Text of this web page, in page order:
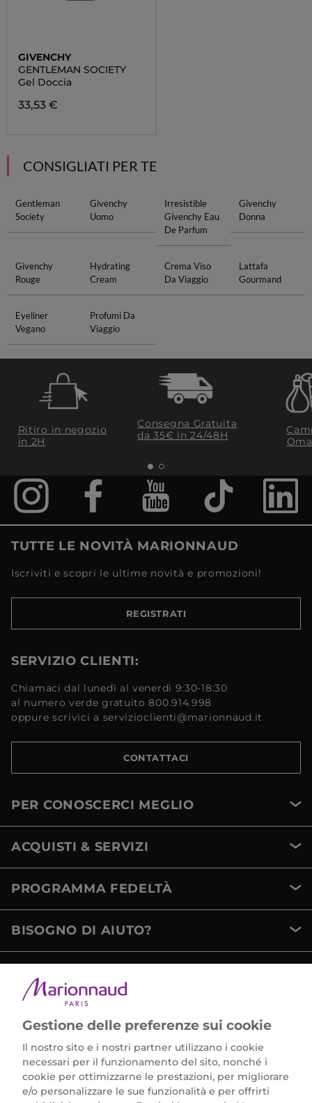
GIVENCHY
GENTLEMAN SOCIETY
Gel Doccia
33,53 €
CONSIGLIATI PER TE
Gentleman
Society
Givenchy
Uomo
Irresistible
Givenchy Eau
De Parfum
Givenchy
Donna
Givenchy
Rouge
Hydrating
Cream
Crema Viso
Da Viaggio
Lattafa
Gourmand
Eyeliner
Vegano
Profumi Da
Viaggio
Ritiro in negozio
in 2H
Consegna Gratuita
da 35€​ in 24/48H
TUTTE LE NOVITÀ MARIONNAUD
Iscriviti e scopri le ultime novità e promozioni!
REGISTRATI
SERVIZIO CLIENTI:
Chiamaci dal lunedì al venerdì 9:30-18:30
al numero verde gratuito 800.914.998
oppure scrivici a servizioclienti@marionnaud.it
CONTATTACI
PER CONOSCERCI MEGLIO
ACQUISTI & SERVIZI
PROGRAMMA FEDELTÀ
BISOGNO DI AIUTO?
Gestione delle preferenze sui cookie
Il nostro sito e i nostri partner utilizzano i cookie
necessari per il funzionamento del sito, nonché i
cookie per ottimizzarne le prestazioni, per migliorare
e/o personalizzare le sue funzionalità e per offrirti